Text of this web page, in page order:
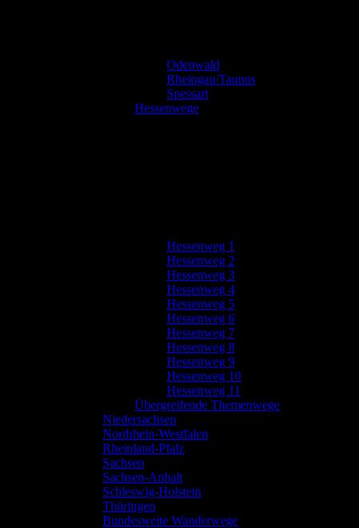
Odenwald
Rheingau/Taunus
Spessart
Hessenwege
Hessenweg 1
Hessenweg 2
Hessenweg 3
Hessenweg 4
Hessenweg 5
Hessenweg 6
Hessenweg 7
Hessenweg 8
Hessenweg 9
Hessenweg 10
Hessenweg 11
Übergreifende Themenwege
Niedersachsen
Nordrhein-Westfalen
Rheinland-Pfalz
Sachsen
Sachsen-Anhalt
Schleswig-Holstein
Thüringen
Bundesweite Wanderwege